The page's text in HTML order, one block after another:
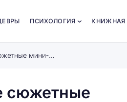
ПСИХОЛОГИЯ КНИЖНАЯ
Игровой freestyle: импровизированные сюжетные мини-нарративы на основе случайных слов или ассоциаций
сюжетные